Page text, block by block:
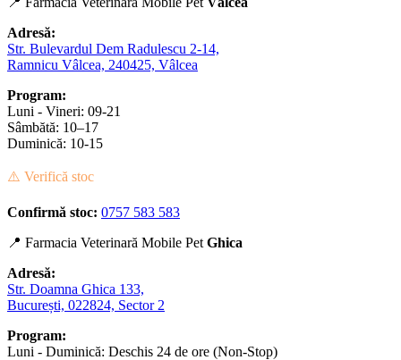
Adresă:
Str. Bulevardul Dem Radulescu 2-14,
Ramnicu Vâlcea, 240425, Vâlcea
Program:
Luni - Vineri: 09-21
Sâmbătă: 10–17
Duminică: 10-15
⚠️ Verifică stoc
Confirmă stoc: 0757 583 583
📍 Farmacia Veterinară Mobile Pet Ghica
Adresă:
Str. Doamna Ghica 133,
București, 022824, Sector 2
Program:
Luni - Duminică: Deschis 24 de ore (Non-Stop)